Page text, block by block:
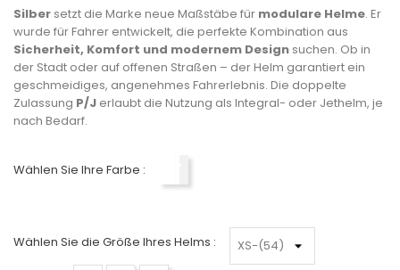
Silber setzt die Marke neue Maßstäbe für modulare Helme. Er
wurde für Fahrer entwickelt, die perfekte Kombination aus
Sicherheit, Komfort und modernem Design suchen. Ob in
der Stadt oder auf offenen Straßen – der Helm garantiert ein
geschmeidiges, angenehmes Fahrerlebnis. Die doppelte
Zulassung P/J erlaubt die Nutzung als Integral- oder Jethelm, je
nach Bedarf.
Wählen Sie Ihre Farbe :
Wählen Sie die Größe Ihres Helms :